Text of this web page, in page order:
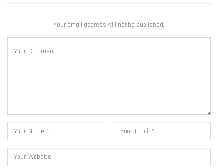
Your email address will not be published.